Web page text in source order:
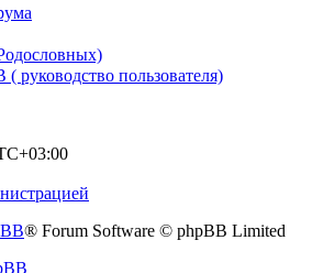
руководство пользователя)
® Forum Software © phpBB Limited